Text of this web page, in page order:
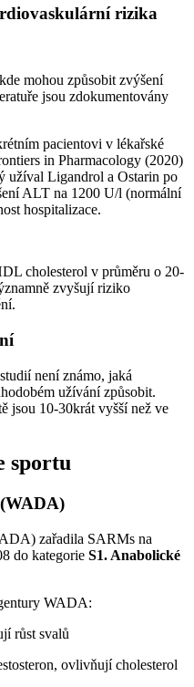
rizika
mohou způsobit zvýšení
jsou zdokumentovány
pacientovi v lékařské
in Pharmacology (2020)
užíval Ligandrol a Ostarin po
ALT na 1200 U/l (normální
hospitalizace.
cholesterol v průměru o 20-
zvyšují riziko
není známo, jaká
užívání způsobit.
jsou 10-30krát vyšší než ve
sportu
zařadila SARMs na
do kategorie S1. Anabolické
WADA:
růst svalů
ovlivňují cholesterol